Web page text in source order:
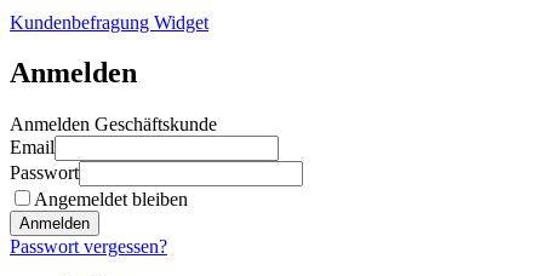
Kundenbefragung Widget
Anmelden
Anmelden Geschäftskunde
Email
Passwort
Angemeldet bleiben
Anmelden
Passwort vergessen?